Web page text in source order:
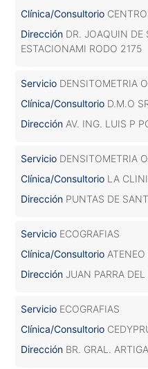
Clínica/Consultorio
Dirección DR. JOAQUIN DE
ESTACIONAMI RODO 2175
Servicio DENSITOMETRIA
Clínica/Consultorio D.M.O
Dirección AV. ING. LUIS P
Servicio DENSITOMETRIA
Clínica/Consultorio LA
Dirección PUNTAS DE
Servicio ECOGRAFIAS
Clínica/Consultorio
Dirección JUAN PARRA DEL
Servicio ECOGRAFIAS
Clínica/Consultorio
Dirección BR. GRAL.